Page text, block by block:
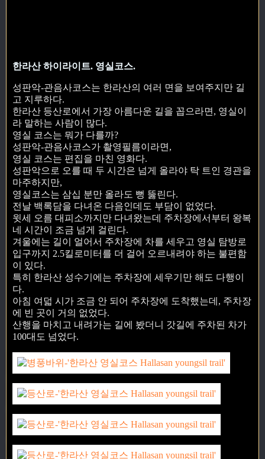
한라산 하이라이트. 영실코스.
성판악-관음사코스는 한라산의 여러 면을 보여주지만 길
고 지루하다.
한라산 등산로에서 가장 아름다운 길을 꼽으라면, 영실이
라 말하는 사람이 많다.
영실 코스는 뭐가 다를까?
성판악-관음사코스가 촬영필름이라면,
영실 코스는 편집을 마친 영화다.
성판악으로 오를 때 두 시간은 넘게 올라야 탁 트인 경관을
마주하지만,
영실코스는 삼십 분만 올라도 뻥 뚫린다.
전날 백록담을 다녀온 다음인데도 부담이 없었다.
윗세 오름 대피소까지만 다녀왔는데 주차장에서부터 왕복
네 시간이 조금 넘게 걸린다.
겨울에는 길이 얼어서 주차장에 차를 세우고 영실 탐방로
입구까지 2.5킬로미터를 더 걸어 오르내려야 하는 불편함
이 있다.
특히 한라산 성수기에는 주차장에 세우기만 해도 다행이
다.
아침 여덟 시가 조금 안 되어 주차장에 도착했는데, 주차장
에 빈 곳이 거의 없었다.
산행을 마치고 내려가는 길에 봤더니 갓길에 주차된 차가
100대도 넘었다.